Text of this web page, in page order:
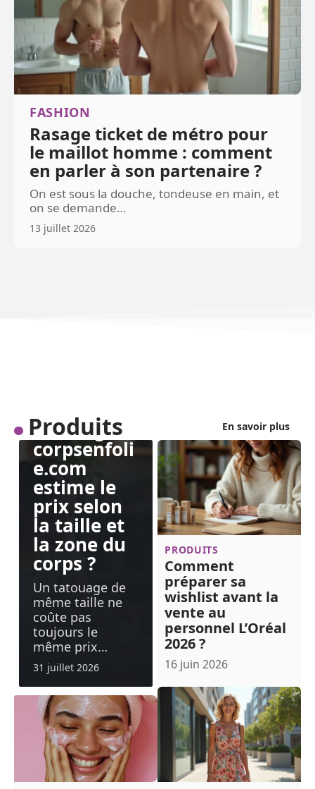
FASHION
Rasage ticket de métro pour
le maillot homme : comment
en parler à son partenaire ?
On est sous la douche, tondeuse en main, et
on se demande…
13 juillet 2026
Produits En savoir plus
tatouage
corpsenfoli
e.com
estime le
prix selon
la taille et
la zone du
corps ?
Un tatouage de
même taille ne
coûte pas
toujours le
même prix…
31 juillet 2026
PRODUITS
Comment
préparer sa
wishlist avant la
vente au
personnel L’Oréal
2026 ?
16 juin 2026